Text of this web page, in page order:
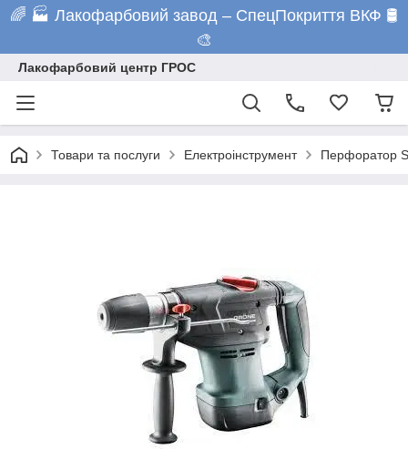
🌈 🏭 Лакофарбовий завод – СпецПокриття ВКФ 🛢️
🎨
Лакофарбовий центр ГРОС
Товари та послуги Електроінструмент Перфоратор